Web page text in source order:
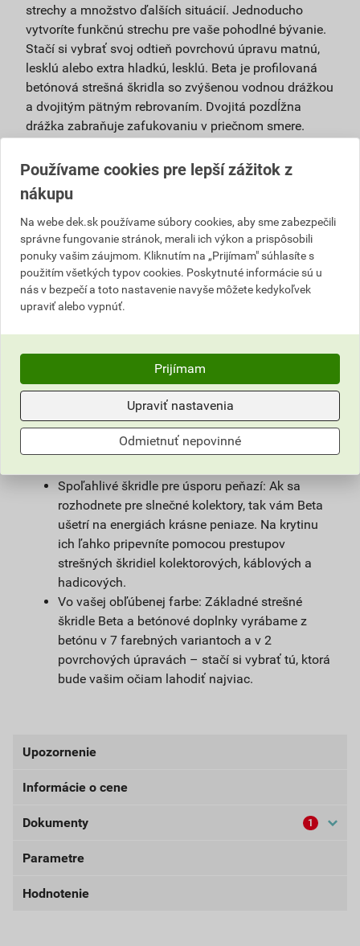
strechy a množstvo ďalších situácií. Jednoducho
vytvoríte funkčnú strechu pre vaše pohodlné bývanie.
Stačí si vybrať svoj odtieň povrchovú úpravu matnú,
lesklú alebo extra hladkú, lesklú. Beta je profilovaná
betónová strešná škridla so zvýšenou vodnou drážkou
a dvojitým pätným rebrovaním. Dvojitá pozdĺžna
drážka zabraňuje zafukovaniu v priečnom smere.
zafukovaniu v pozdĺžnom smere. Betónová strešná
škridla pristane každej streche – naša betónová
škridla je elegantná a pritom vysoko účelná.
Vyrábame ju osvedčenými technológiami, dosahuje
prvotriednu kvalitu. O tom svedčí vzrastajúci záujem
realizačných firiem, ale aj projektantov aj koncových
užívateľov o naše výrobky, ktorý nás pasuje do úlohy
jedného z najväčších výrobcov krytiny v ČR. Výhody:
Férová krytina s dlhou životnosťou: Poskytujeme
50 rokov záruku na krytinu, 15 rokov na strešný
systém. U nás všetky podmienky záruky nájdete
prehľadne a jednoducho v Záručnom liste.
Odolá každému počasiu: Svojou robustnosťou
pomáha zachytávať teplo a počas zimy
regulovať teplotu v interiéri. V podkroví vám
Spoľahlivé škridle pre úsporu peňazí: Ak sa
rozhodnete pre slnečné kolektory, tak vám Beta
ušetrí na energiách krásne peniaze. Na krytinu
ich ľahko pripevníte pomocou prestupov
strešných škridiel kolektorových, káblových a
hadicových.
Vo vašej obľúbenej farbe: Základné strešné
škridle Beta a betónové doplnky vyrábame z
betónu v 7 farebných variantoch a v 2
povrchových úpravách – stačí si vybrať tú, ktorá
bude vašim očiam lahodiť najviac.
Upozornenie
V prípade odberu tovaru na palete Vám môže byť
Informácie o cene
Aktuálna predajná cena po zľave 25% z cenníkovej
bez DPH za ks
Dokumenty 1
Technické listy výrobkov
externý odkaz
Parametre
farba
Hodnotenie
Používame cookies pre lepší zážitok z
nákupu
Na webe dek.sk používame súbory cookies, aby sme zabezpečili
správne fungovanie stránok, merali ich výkon a prispôsobili
ponuky vašim záujmom. Kliknutím na „Prijímam" súhlasíte s
použitím všetkých typov cookies. Poskytnuté informácie sú u
nás v bezpečí a toto nastavenie navyše môžete kedykoľvek
upraviť alebo vypnúť.
Prijímam
Upraviť nastavenia
Odmietnuť nepovinné